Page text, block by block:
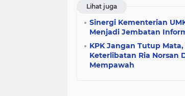
Lihat juga
Sinergi Kementerian
Menjadi Jembatan
KPK Jangan Tutup
Keterlibatan Ria Norsan
Mempawah